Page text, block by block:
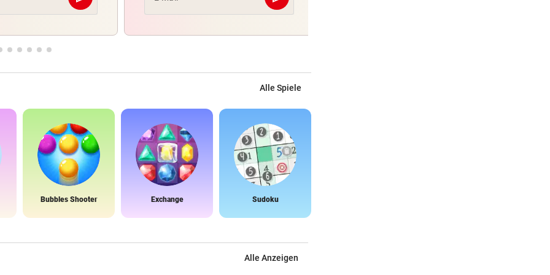
Alle Spiele
Bubbles Shooter Exchange Sudoku
Alle Anzeigen